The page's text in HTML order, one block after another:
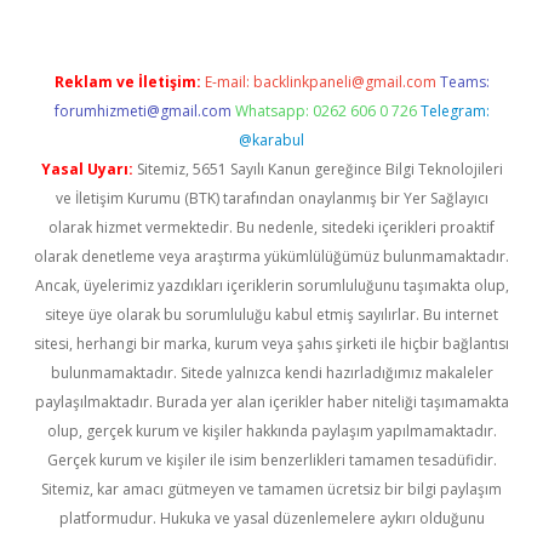
Reklam ve İletişim: E-mail: backlinkpaneli@gmail.com Teams:
forumhizmeti@gmail.com Whatsapp: 0262 606 0 726 Telegram:
@karabul
Yasal Uyarı: Sitemiz, 5651 Sayılı Kanun gereğince Bilgi Teknolojileri
ve İletişim Kurumu (BTK) tarafından onaylanmış bir Yer Sağlayıcı
olarak hizmet vermektedir. Bu nedenle, sitedeki içerikleri proaktif
olarak denetleme veya araştırma yükümlülüğümüz bulunmamaktadır.
Ancak, üyelerimiz yazdıkları içeriklerin sorumluluğunu taşımakta olup,
siteye üye olarak bu sorumluluğu kabul etmiş sayılırlar. Bu internet
sitesi, herhangi bir marka, kurum veya şahıs şirketi ile hiçbir bağlantısı
bulunmamaktadır. Sitede yalnızca kendi hazırladığımız makaleler
paylaşılmaktadır. Burada yer alan içerikler haber niteliği taşımamakta
olup, gerçek kurum ve kişiler hakkında paylaşım yapılmamaktadır.
Gerçek kurum ve kişiler ile isim benzerlikleri tamamen tesadüfidir.
Sitemiz, kar amacı gütmeyen ve tamamen ücretsiz bir bilgi paylaşım
platformudur. Hukuka ve yasal düzenlemelere aykırı olduğunu